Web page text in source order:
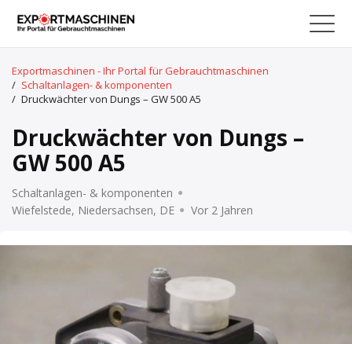
Exportmaschinen - Ihr Portal für Gebrauchtmaschinen
/ Schaltanlagen- & komponenten
/ Druckwächter von Dungs – GW 500 A5
Druckwächter von Dungs –
GW 500 A5
Schaltanlagen- & komponenten
Wiefelstede, Niedersachsen, DE
Vor 2 Jahren